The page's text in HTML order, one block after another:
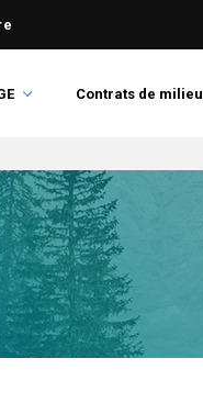
Contrats de milieu